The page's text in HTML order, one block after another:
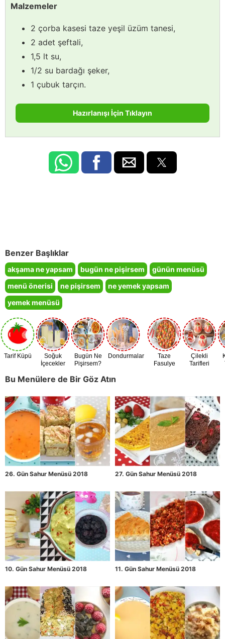
Malzemeler
2 çorba kasesi taze yeşil üzüm tanesi,
2 adet şeftali,
1,5 lt su,
1/2 su bardağı şeker,
1 çubuk tarçın.
Hazırlanışı İçin Tıklayın
Benzer Başlıklar
akşama ne yapsam bugün ne pişirsem
günün menüsü
menü önerisi
ne pişirsem
ne yemek yapsam
yemek menüsü
Tarif Küpü
Soğuk
İçecekler
Bugün Ne
Pişirsem?
Dondurmalar
Taze
Fasulye
Çilekli
Tarifleri
Bu Menülere de Bir Göz Atın
26. Gün Sahur Menüsü 2018 27. Gün Sahur Menüsü 2018
10. Gün Sahur Menüsü 2018 11. Gün Sahur Menüsü 2018